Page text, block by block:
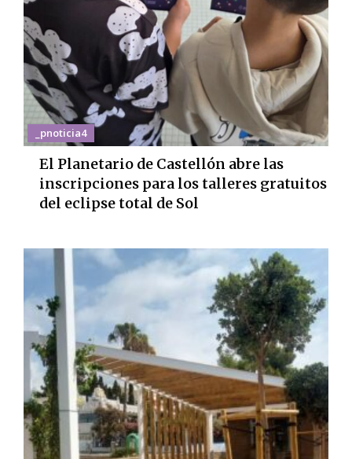
_pnoticia4
El Planetario de Castellón abre las
inscripciones para los talleres gratuitos
del eclipse total de Sol